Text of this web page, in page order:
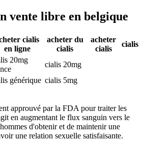
vente libre en belgique
cialis
en ligne
acheter du
cialis
acheter
cialis
cialis
20mg
cialis 20mg
générique cialis 5mg
approuvé par la FDA pour traiter les
en augmentant le flux sanguin vers le
d'obtenir et de maintenir une
une relation sexuelle satisfaisante.